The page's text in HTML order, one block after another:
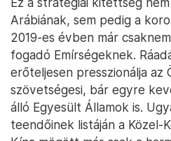
Esteban Ocon a Szaúd-arábiai